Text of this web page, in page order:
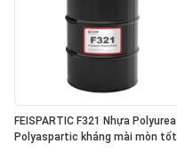
FEISPARTIC F321 Nhựa Polyurea
Polyaspartic kháng mài mòn tốt